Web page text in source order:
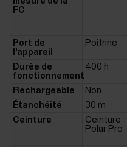
FC
Port de
l'appareil
Poitrine
Durée de
fonctionnement
400 h
Rechargeable Non
Étanchéité
30 m
Ceinture
Ceinture
Polar Pro